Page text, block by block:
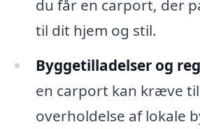
du får en carport, der
til dit hjem og stil.
Byggetilladelser og
en carport kan kræve
overholdelse af lokale